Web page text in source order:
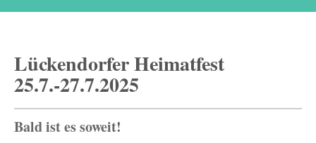
Lückendorfer Heimatfest
25.7.-27.7.2025
Bald ist es soweit!